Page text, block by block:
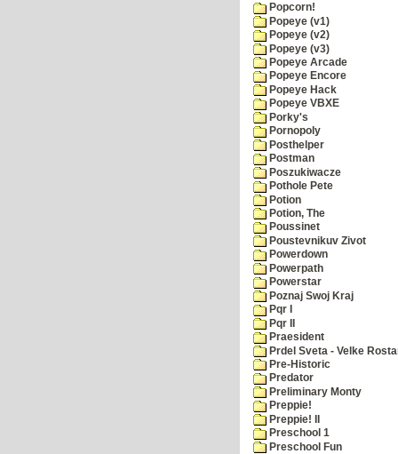
Popcorn!
Popeye (v1)
Popeye (v2)
Popeye (v3)
Popeye Arcade
Popeye Encore
Popeye Hack
Popeye VBXE
Porky's
Pornopoly
Posthelper
Postman
Poszukiwacze
Pothole Pete
Potion
Potion, The
Poussinet
Poustevnikuv Zivot
Powerdown
Powerpath
Powerstar
Poznaj Swoj Kraj
Pqr I
Pqr II
Praesident
Prdel Sveta - Velke
Pre-Historic
Predator
Preliminary Monty
Preppie!
Preppie! II
Preschool 1
Preschool Fun